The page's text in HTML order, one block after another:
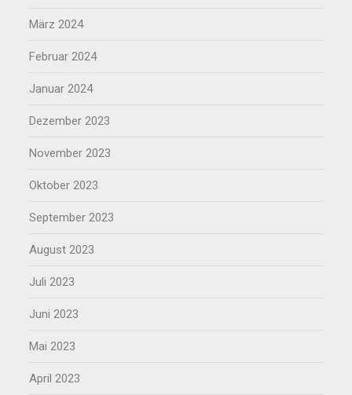
März 2024
Februar 2024
Januar 2024
Dezember 2023
November 2023
Oktober 2023
September 2023
August 2023
Juli 2023
Juni 2023
Mai 2023
April 2023